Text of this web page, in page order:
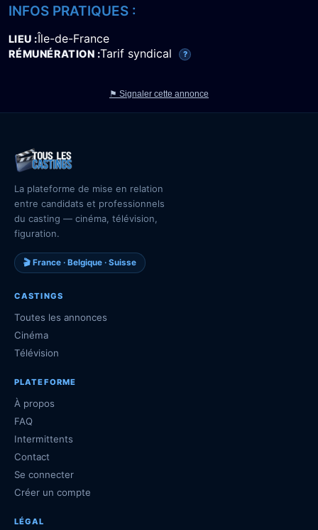
INFOS PRATIQUES :
LIEU Île-de-France
RÉMUNÉRATION Tarif syndical ?
⚑ Signaler cette annonce
La plateforme de mise en relation
entre candidats et professionnels
du casting — cinéma, télévision,
figuration.
🎬 France · Belgique · Suisse
CASTINGS
Toutes les annonces
Cinéma
Télévision
PLATEFORME
À propos
FAQ
Intermittents
Contact
Se connecter
Créer un compte
LÉGAL